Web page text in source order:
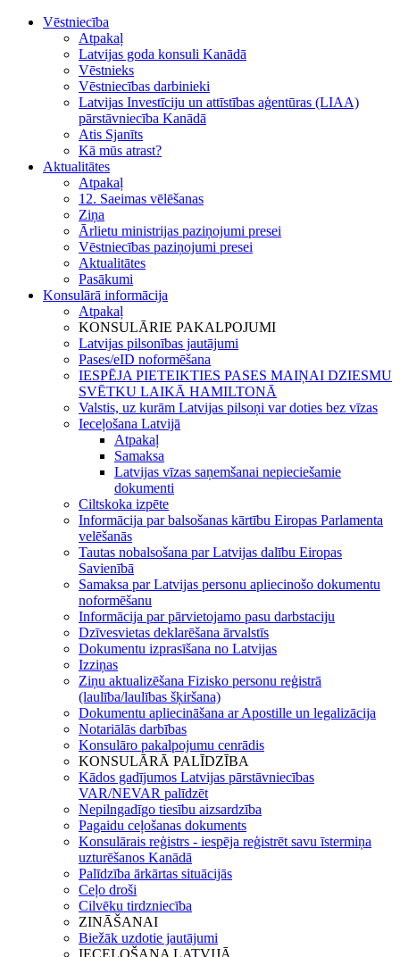
Vēstniecība
Atpakaļ
Latvijas goda konsuli Kanādā
Vēstnieks
Vēstniecības darbinieki
Latvijas Investīciju un attīstības aģentūras (LIAA)
pārstāvniecība Kanādā
Atis Sjanīts
Kā mūs atrast?
Aktualitātes
Atpakaļ
12. Saeimas vēlēšanas
Ziņa
Ārlietu ministrijas paziņojumi presei
Vēstniecības paziņojumi presei
Aktualitātes
Pasākumi
Konsulārā informācija
Atpakaļ
KONSULĀRIE PAKALPOJUMI
Latvijas pilsonības jautājumi
Pases/eID noformēšana
IESPĒJA PIETEIKTIES PASES MAIŅAI DZIESMU
SVĒTKU LAIKĀ HAMILTONĀ
Valstis, uz kurām Latvijas pilsoņi var doties bez vīzas
Ieceļošana Latvijā
Atpakaļ
Samaksa
Latvijas vīzas saņemšanai nepieciešamie
dokumenti
Ciltskoka izpēte
Informācija par balsošanas kārtību Eiropas Parlamenta
velēšanās
Tautas nobalsošana par Latvijas dalību Eiropas
Savienībā
Samaksa par Latvijas personu apliecinošo dokumentu
noformēšanu
Informācija par pārvietojamo pasu darbstaciju
Dzīvesvietas deklarēšana ārvalstīs
Dokumentu izprasīšana no Latvijas
Izziņas
Ziņu aktualizēšana Fizisko personu reģistrā
(laulība/laulības šķiršana)
Dokumentu apliecināšana ar Apostille un legalizācija
Notariālās darbības
Konsulāro pakalpojumu cenrādis
KONSULĀRĀ PALĪDZĪBA
Kādos gadījumos Latvijas pārstāvniecības
VAR/NEVAR palīdzēt
Nepilngadīgo tiesību aizsardzība
Pagaidu ceļošanas dokuments
Konsulārais reģistrs - iespēja reģistrēt savu īstermiņa
uzturēšanos Kanādā
Palīdzība ārkārtas situācijās
Ceļo droši
Cilvēku tirdzniecība
ZINĀŠANAI
Biežāk uzdotie jautājumi
IECEĻOŠANA LATVIJĀ